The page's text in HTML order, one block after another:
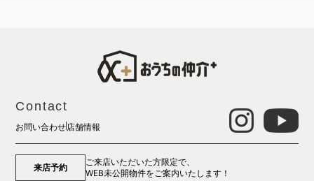
Contact
お問い合わせ店舗情報
来店予約
ご来店いただいた方限定で、
WEB未公開物件をご案内いたします！